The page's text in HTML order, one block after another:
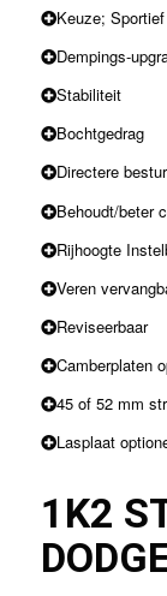
Keuze; Sportief
Dempings-
Stabiliteit
Bochtgedrag
Directere
Behoudt/beter
Rijhoogte
Veren
Reviseerbaar
Camberplaten
45 of 52 mm
Lasplaat
1K2